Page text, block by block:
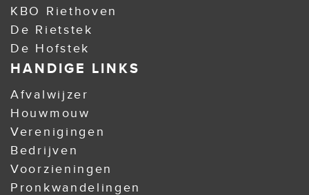
KBO Riethoven
De Rietstek
De Hofstek
HANDIGE LINKS
Afvalwijzer
Houwmouw
Verenigingen
Bedrijven
Voorzieningen
Pronkwandelingen